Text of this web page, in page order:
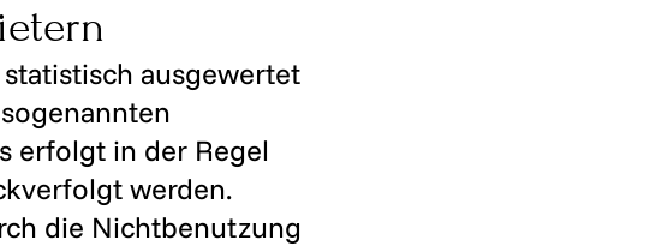
ausgewertet
erfolgt in der Regel
werden.
die Nichtbenutzung